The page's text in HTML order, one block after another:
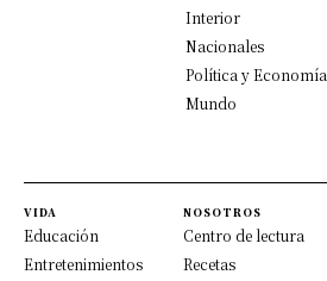
Interior
Nacionales
Política y Economía
Mundo
VIDA
Educación
Entretenimientos
NOSOTROS
Centro de lectura
Recetas